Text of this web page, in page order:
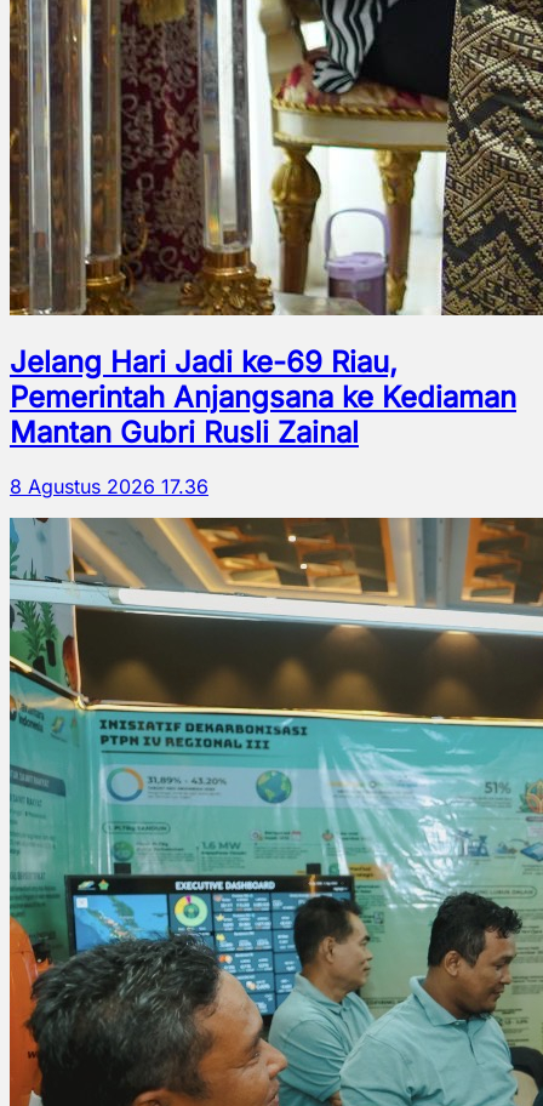
Jelang Hari Jadi ke-69 Riau,
Pemerintah Anjangsana ke Kediaman
Mantan Gubri Rusli Zainal
8 Agustus 2026 17.36